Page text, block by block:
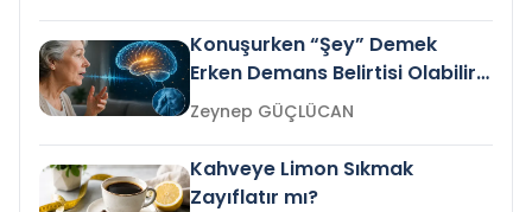
Konuşurken “Şey” Demek
Erken Demans Belirtisi Olabilir
mi?
Zeynep GÜÇLÜCAN
Kahveye Limon Sıkmak
Zayıflatır mı?